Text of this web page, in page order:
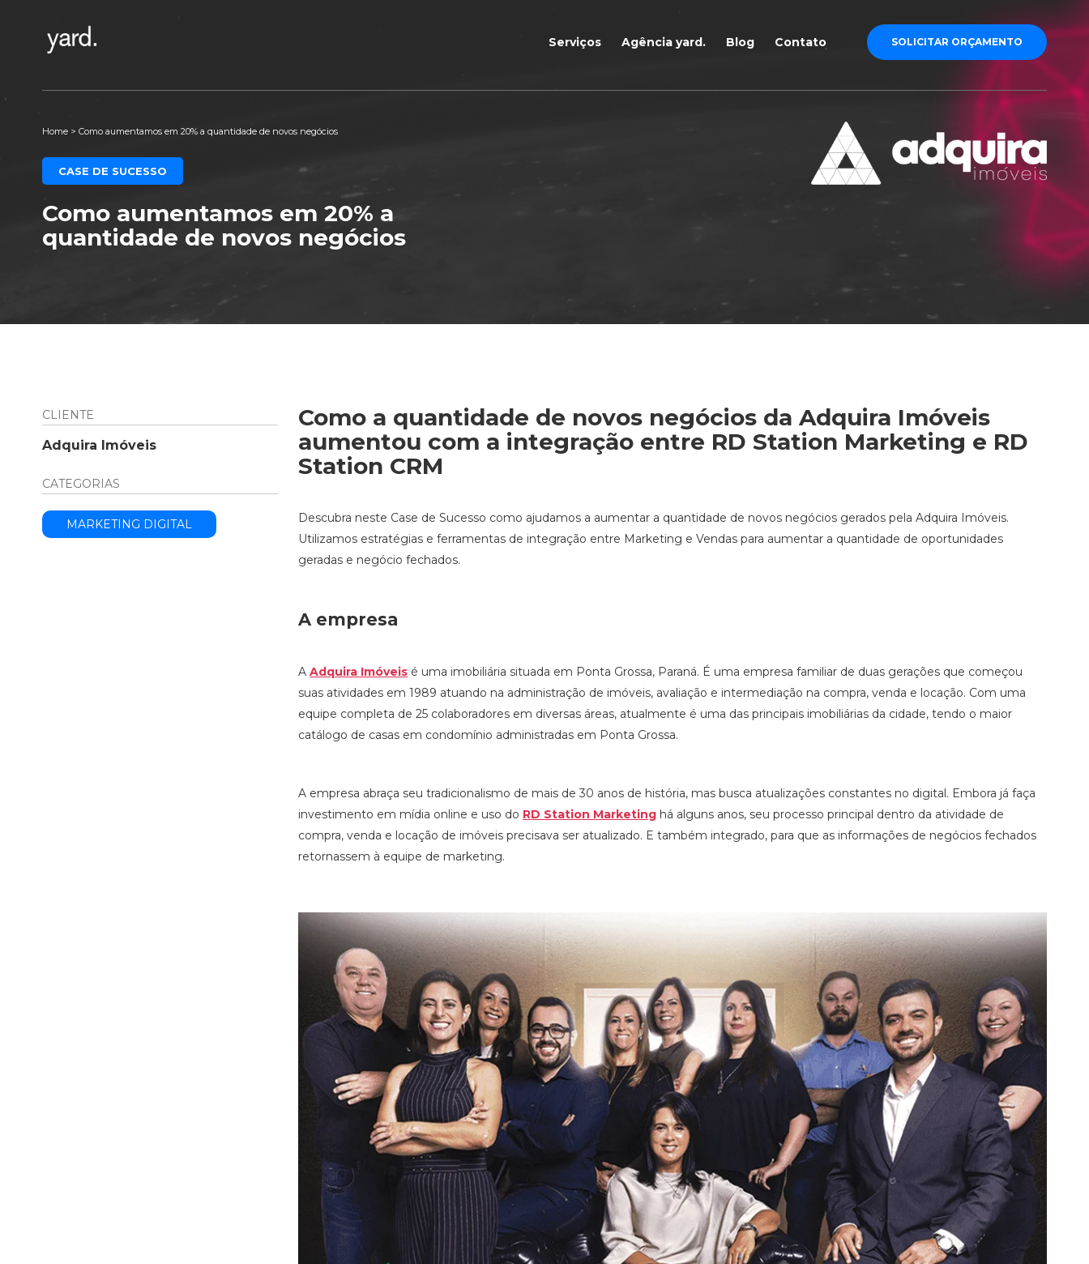
Serviços Agência yard. Blog Contato SOLICITAR ORÇAMENTO
Home > Como aumentamos em 20% a quantidade de novos negócios
CASE DE SUCESSO
Como aumentamos em 20% a
quantidade de novos negócios
CLIENTE
Adquira Imóveis
CATEGORIAS
MARKETING DIGITAL
Como a quantidade de novos negócios da Adquira Imóveis
aumentou com a integração entre RD Station Marketing e RD
Station CRM
Descubra neste Case de Sucesso como ajudamos a aumentar a quantidade de novos negócios gerados pela Adquira Imóveis.
Utilizamos estratégias e ferramentas de integração entre Marketing e Vendas para aumentar a quantidade de oportunidades
geradas e negócio fechados.
A empresa
A Adquira Imóveis é uma imobiliária situada em Ponta Grossa, Paraná. É uma empresa familiar de duas gerações que começou
suas atividades em 1989 atuando na administração de imóveis, avaliação e intermediação na compra, venda e locação. Com uma
equipe completa de 25 colaboradores em diversas áreas, atualmente é uma das principais imobiliárias da cidade, tendo o maior
catálogo de casas em condomínio administradas em Ponta Grossa.
A empresa abraça seu tradicionalismo de mais de 30 anos de história, mas busca atualizações constantes no digital. Embora já faça
investimento em mídia online e uso do RD Station Marketing há alguns anos, seu processo principal dentro da atividade de
compra, venda e locação de imóveis precisava ser atualizado. E também integrado, para que as informações de negócios fechados
retornassem à equipe de marketing.